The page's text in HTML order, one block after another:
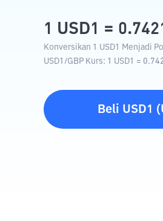
1 USD1 =
Konversikan 1 USD1 Menjadi
USD1 /GBP Kurs: 1 USD1 =
Beli USD1 (